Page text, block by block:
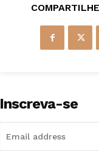
Inscreva-se